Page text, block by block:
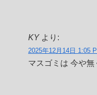
KY より:
2025年12月14日 1:05
マスゴミは 今や無